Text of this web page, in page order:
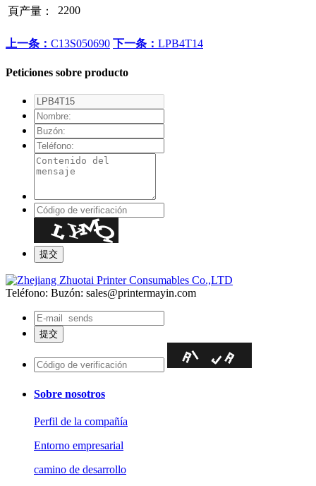
頁产量：
2200
上一条： C13S050690 下一条： LPB4T14
Peticiones sobre producto
Teléfono: Buzón: sales@printermayin.com
Sobre nosotros
Perfil de la compañía
Entorno empresarial
camino de desarrollo